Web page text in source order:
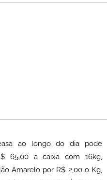
ao longo do dia pode
65,00 a caixa com 16kg,
Amarelo por R$ 2,00 o Kg,